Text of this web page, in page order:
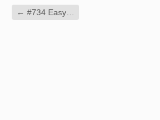
← #734 Easy…